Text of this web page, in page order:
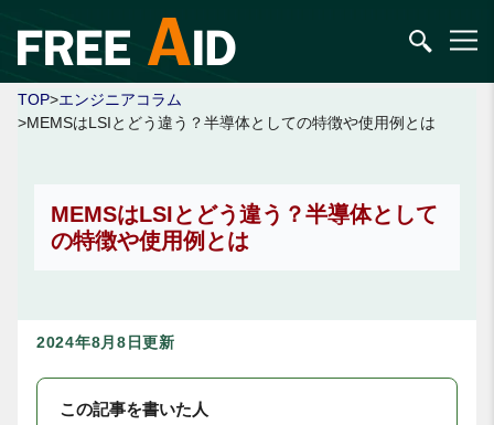
TOP>エンジニアコラム
>MEMSはLSIとどう違う？半導体としての特徴や使用例とは
MEMSはLSIとどう違う？半導体として
の特徴や使用例とは
2024年8月8日更新
この記事を書いた人